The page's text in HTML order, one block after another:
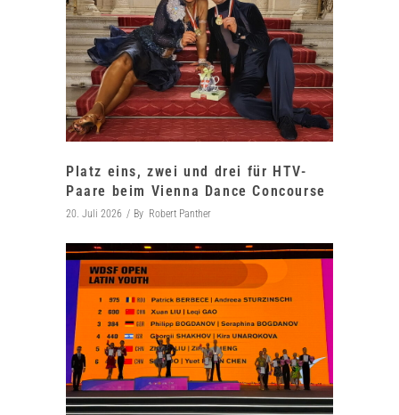
Platz eins, zwei und drei für HTV-
Paare beim Vienna Dance Concourse
20. Juli 2026 By Robert Panther